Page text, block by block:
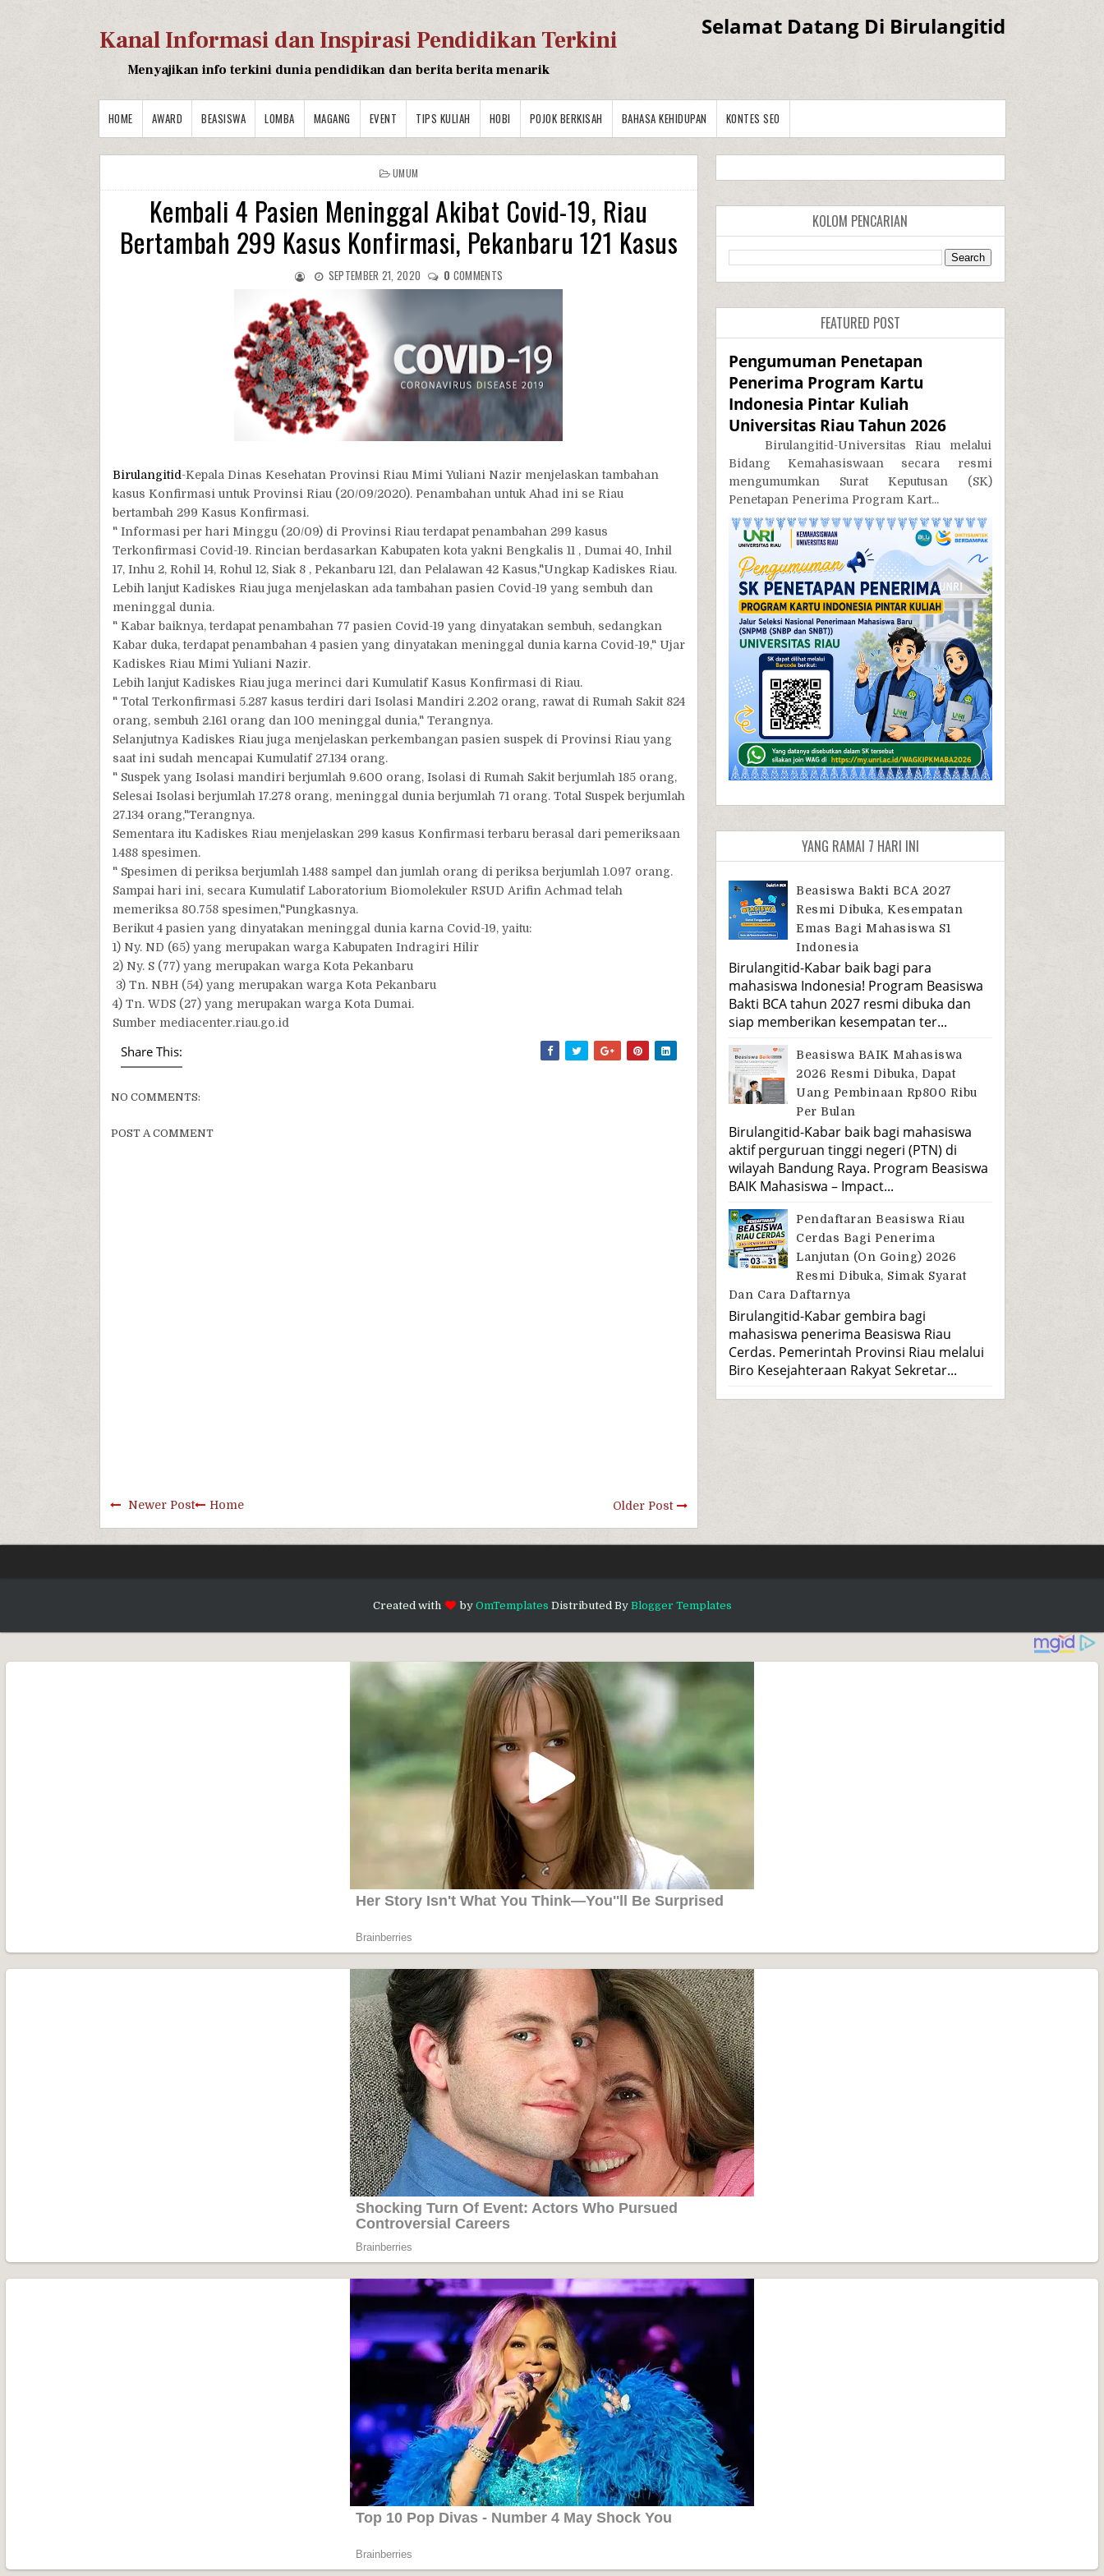
Kanal Informasi dan Inspirasi Pendidikan Terkini
Menyajikan info terkini dunia pendidikan dan berita berita menarik
Selamat Datang Di Birulangitid
HOME AWARD BEASISWA LOMBA MAGANG EVENT TIPS KULIAH HOBI POJOK BERKISAH BAHASA KEHIDUPAN KONTES SEO
UMUM
Kembali 4 Pasien Meninggal Akibat Covid-19, Riau
Bertambah 299 Kasus Konfirmasi, Pekanbaru 121 Kasus
SEPTEMBER 21, 2020 0 COMMENTS
Birulangitid -Kepala Dinas Kesehatan Provinsi Riau Mimi Yuliani Nazir menjelaskan tambahan
kasus Konfirmasi untuk Provinsi Riau (20/09/2020). Penambahan untuk Ahad ini se Riau
bertambah 299 Kasus Konfirmasi.
" Informasi per hari Minggu (20/09) di Provinsi Riau terdapat penambahan 299 kasus
Terkonfirmasi Covid-19. Rincian berdasarkan Kabupaten kota yakni Bengkalis 11 , Dumai 40, Inhil
17, Inhu 2, Rohil 14, Rohul 12, Siak 8 , Pekanbaru 121, dan Pelalawan 42 Kasus,"Ungkap Kadiskes Riau.
Lebih lanjut Kadiskes Riau juga menjelaskan ada tambahan pasien Covid-19 yang sembuh dan
meninggal dunia.
" Kabar baiknya, terdapat penambahan 77 pasien Covid-19 yang dinyatakan sembuh, sedangkan
Kabar duka, terdapat penambahan 4 pasien yang dinyatakan meninggal dunia karna Covid-19," Ujar
Kadiskes Riau Mimi Yuliani Nazir.
Lebih lanjut Kadiskes Riau juga merinci dari Kumulatif Kasus Konfirmasi di Riau.
" Total Terkonfirmasi 5.287 kasus terdiri dari Isolasi Mandiri 2.202 orang, rawat di Rumah Sakit 824
orang, sembuh 2.161 orang dan 100 meninggal dunia," Terangnya.
Selanjutnya Kadiskes Riau juga menjelaskan perkembangan pasien suspek di Provinsi Riau yang
saat ini sudah mencapai Kumulatif 27.134 orang.
" Suspek yang Isolasi mandiri berjumlah 9.600 orang, Isolasi di Rumah Sakit berjumlah 185 orang,
Selesai Isolasi berjumlah 17.278 orang, meninggal dunia berjumlah 71 orang. Total Suspek berjumlah
27.134 orang,"Terangnya.
Sementara itu Kadiskes Riau menjelaskan 299 kasus Konfirmasi terbaru berasal dari pemeriksaan
1.488 spesimen.
" Spesimen di periksa berjumlah 1.488 sampel dan jumlah orang di periksa berjumlah 1.097 orang.
Sampai hari ini, secara Kumulatif Laboratorium Biomolekuler RSUD Arifin Achmad telah
memeriksa 80.758 spesimen,"Pungkasnya.
Berikut 4 pasien yang dinyatakan meninggal dunia karna Covid-19, yaitu:
1) Ny. ND (65) yang merupakan warga Kabupaten Indragiri Hilir
2) Ny. S (77) yang merupakan warga Kota Pekanbaru
3) Tn. NBH (54) yang merupakan warga Kota Pekanbaru
4) Tn. WDS (27) yang merupakan warga Kota Dumai.
Sumber mediacenter.riau.go.id
Share This:
NO COMMENTS:
POST A COMMENT
Newer Post Older Post
Home
KOLOM PENCARIAN
FEATURED POST
Pengumuman Penetapan
Penerima Program Kartu
Indonesia Pintar Kuliah
Universitas Riau Tahun 2026
Birulangitid-Universitas Riau melalui
Bidang Kemahasiswaan secara resmi
mengumumkan Surat Keputusan (SK)
Penetapan Penerima Program Kart...
YANG RAMAI 7 HARI INI
Beasiswa Bakti BCA 2027
Resmi Dibuka, Kesempatan
Emas Bagi Mahasiswa S1
Indonesia
Birulangitid-Kabar baik bagi para
mahasiswa Indonesia! Program Beasiswa
Bakti BCA tahun 2027 resmi dibuka dan
siap memberikan kesempatan ter...
Beasiswa BAIK Mahasiswa
2026 Resmi Dibuka, Dapat
Uang Pembinaan Rp800 Ribu
Per Bulan
Birulangitid-Kabar baik bagi mahasiswa
aktif perguruan tinggi negeri (PTN) di
wilayah Bandung Raya. Program Beasiswa
BAIK Mahasiswa – Impact...
Pendaftaran Beasiswa Riau
Cerdas Bagi Penerima
Lanjutan (On Going) 2026
Resmi Dibuka, Simak Syarat
Dan Cara Daftarnya
Birulangitid-Kabar gembira bagi
mahasiswa penerima Beasiswa Riau
Cerdas. Pemerintah Provinsi Riau melalui
Biro Kesejahteraan Rakyat Sekretar...
Created with by OmTemplates Distributed By Blogger Templates